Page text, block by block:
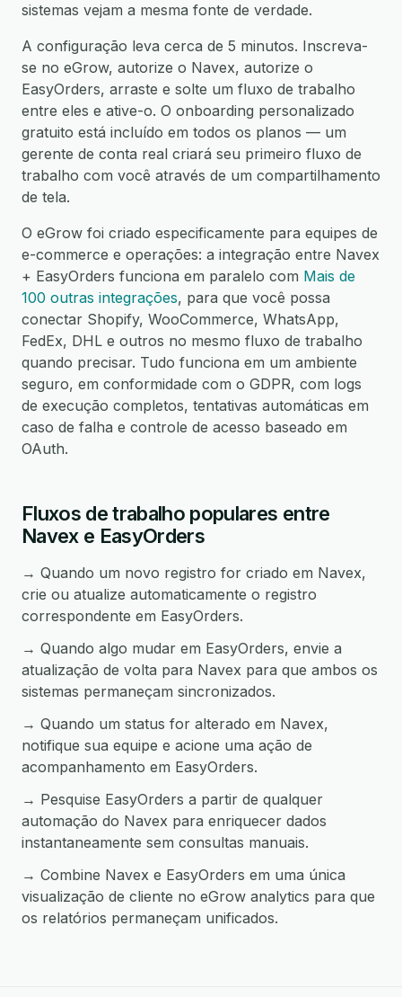
sistemas vejam a mesma fonte de verdade.
A configuração leva cerca de 5 minutos. Inscreva-
se no eGrow, autorize o Navex, autorize o
EasyOrders, arraste e solte um fluxo de trabalho
entre eles e ative-o. O onboarding personalizado
gratuito está incluído em todos os planos — um
gerente de conta real criará seu primeiro fluxo de
trabalho com você através de um compartilhamento
de tela.
O eGrow foi criado especificamente para equipes de
e-commerce e operações: a integração entre Navex
+ EasyOrders funciona em paralelo com Mais de
100 outras integrações, para que você possa
conectar Shopify, WooCommerce, WhatsApp,
FedEx, DHL e outros no mesmo fluxo de trabalho
quando precisar. Tudo funciona em um ambiente
seguro, em conformidade com o GDPR, com logs
de execução completos, tentativas automáticas em
caso de falha e controle de acesso baseado em
OAuth.
Fluxos de trabalho populares entre
Navex e EasyOrders
→ Quando um novo registro for criado em Navex,
crie ou atualize automaticamente o registro
correspondente em EasyOrders.
→ Quando algo mudar em EasyOrders, envie a
atualização de volta para Navex para que ambos os
sistemas permaneçam sincronizados.
→ Quando um status for alterado em Navex,
notifique sua equipe e acione uma ação de
acompanhamento em EasyOrders.
→ Pesquise EasyOrders a partir de qualquer
automação do Navex para enriquecer dados
instantaneamente sem consultas manuais.
→ Combine Navex e EasyOrders em uma única
visualização de cliente no eGrow analytics para que
os relatórios permaneçam unificados.